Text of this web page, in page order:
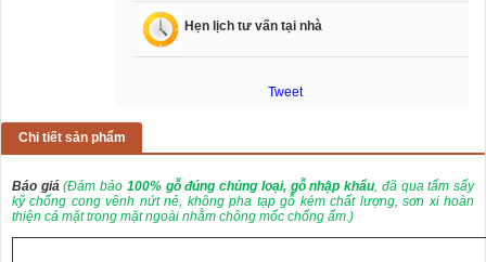
Hẹn lịch tư vấn tại nhà
Tweet
Chi tiết sản phẩm
Báo giá(Đảm bảo 100% gỗ đúng chủng loại, gỗ nhập khẩu, đã qua tẩm sấy
kỹ chống cong vênh nứt nẻ, không pha tạp gỗ kém chất lượng, sơn xi hoàn
thiện cả mặt trong mặt ngoài nhằm chông mốc chống ẩm.)